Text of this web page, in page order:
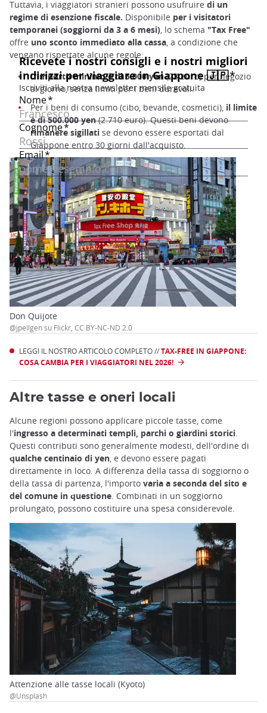
Tuttavia, i viaggiatori stranieri possono usufruire di un
regime di esenzione fiscale. Disponibile per i visitatori
temporanei (soggiorni da 3 a 6 mesi), lo schema "Tax Free"
offre uno sconto immediato alla cassa, a condizione che
vengano rispettate alcune regole:
L'importo minimo è di 5.000 yen(28 euro) per negozio
al giorno, senza limiti per i beni durevoli.
Per i beni di consumo (cibo, bevande, cosmetici), il limite
è di 500.000 yen(2.710 euro). Questi beni devono
rimanere sigillati se devono essere esportati dal
Giappone entro 30 giorni dall'acquisto.
Don Quijote
@jpellgen su Flickr, CC BY-NC-ND 2.0
LEGGI IL NOSTRO ARTICOLO COMPLETO //TAX-FREE IN GIAPPONE:
COSA CAMBIA PER I VIAGGIATORI NEL 2026!
Altre tasse e oneri locali
Alcune regioni possono applicare piccole tasse, come
l'ingresso a determinati templi, parchi o giardini storici.
Questi contributi sono generalmente modesti, dell'ordine di
qualche centinaio di yen, e devono essere pagati
direttamente in loco. A differenza della tassa di soggiorno o
della tassa di partenza, l'importo varia a seconda del sito e
del comune in questione. Combinati in un soggiorno
prolungato, possono costituire una spesa considerevole.
Attenzione alle tasse locali (Kyoto)
@Unsplash